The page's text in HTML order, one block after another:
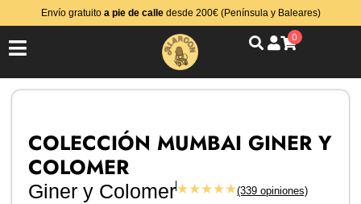
Envío gratuito a pie de calledesde 200€ (Península y Baleares)
0
COLECCIÓN MUMBAI GINER Y
COLOMER
Giner y Colomer★★★★★(339 opiniones)